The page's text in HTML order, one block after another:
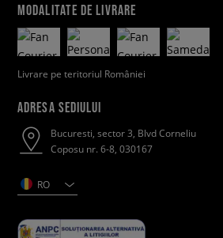
MODALITATE DE LIVRARE
Livrare pe teritoriul României
ADRESA SEDIULUI
Bucuresti, sector 3, Blvd Corneliu
Coposu nr. 6-8, 030167
RO